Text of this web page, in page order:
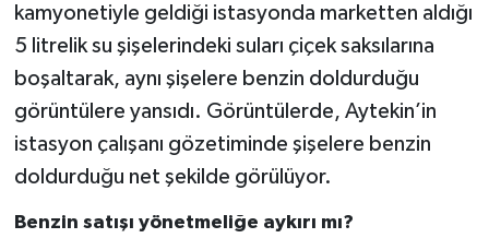
kamyonetiyle geldiği istasyonda marketten aldığı
5 litrelik su şişelerindeki suları çiçek saksılarına
boşaltarak, aynı şişelere benzin doldurduğu
görüntülere yansıdı. Görüntülerde, Aytekin’in
istasyon çalışanı gözetiminde şişelere benzin
doldurduğu net şekilde görülüyor.
Benzin satışı yönetmeliğe aykırı mı?